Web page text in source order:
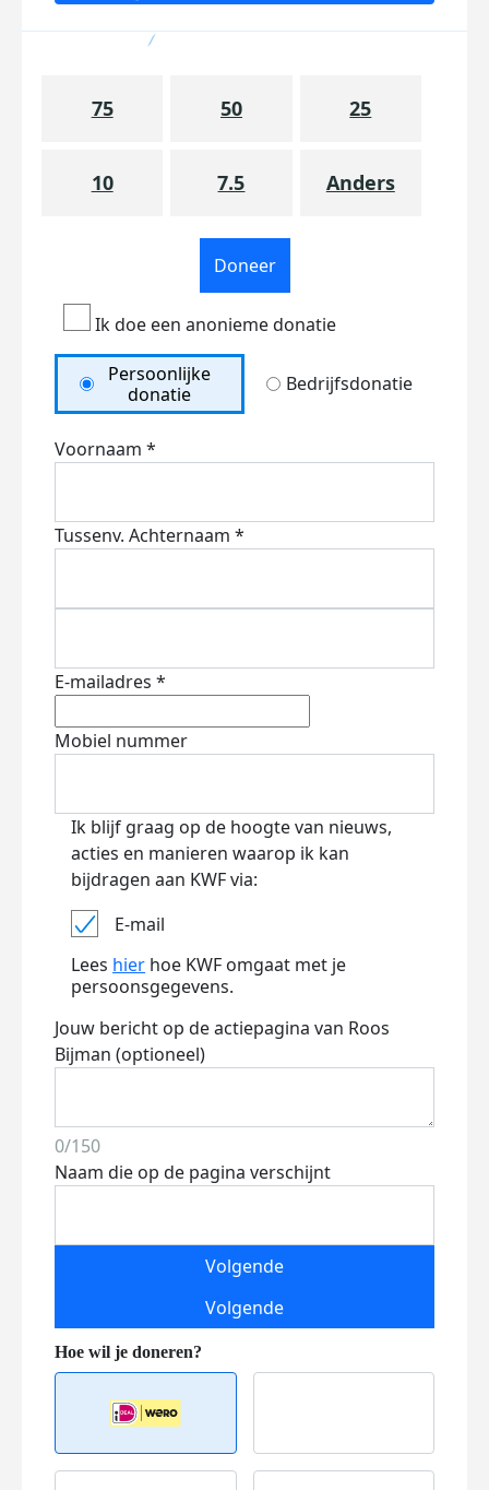
75 50 25
10 7.5 Anders
Doneer
Ik doe een anonieme donatie
Persoonlijke
donatie
Bedrijfsdonatie
Voornaam *
Tussenv. Achternaam *
E-mailadres *
Mobiel nummer
Ik blijf graag op de hoogte van nieuws,
acties en manieren waarop ik kan
bijdragen aan KWF via:
E-mail
Lees hier hoe KWF omgaat met je
persoonsgegevens.
Jouw bericht op de actiepagina van Roos
Bijman (optioneel)
0/150
Naam die op de pagina verschijnt
Volgende
Volgende